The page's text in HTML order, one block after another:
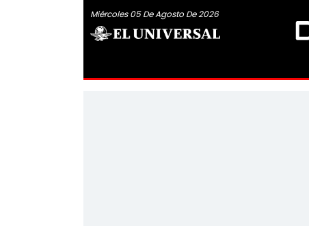
Miércoles 05 De Agosto De 2026